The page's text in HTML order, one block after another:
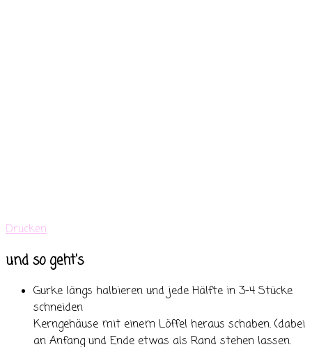
Drucken
und so geht's
Gurke längs halbieren und jede Hälfte in 3-4 Stücke
schneiden
Kerngehäuse mit einem Löffel heraus schaben. (dabei
an Anfang und Ende etwas als Rand stehen lassen.